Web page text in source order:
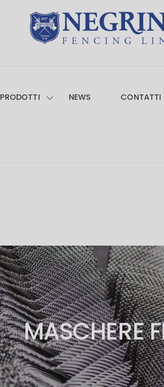
PRODOTTI NEWS CONTATTI
MASCHERE